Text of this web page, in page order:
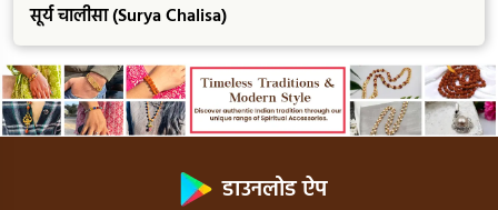
सूर्य चालीसा (Surya Chalisa)
डाउनलोड ऐप